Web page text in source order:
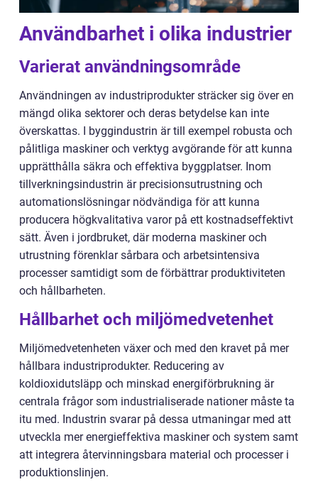
Användbarhet i olika industrier
Varierat användningsområde
Användningen av industriprodukter sträcker sig över en
mängd olika sektorer och deras betydelse kan inte
överskattas. I byggindustrin är till exempel robusta och
pålitliga maskiner och verktyg avgörande för att kunna
upprätthålla säkra och effektiva byggplatser. Inom
tillverkningsindustrin är precisionsutrustning och
automationslösningar nödvändiga för att kunna
producera högkvalitativa varor på ett kostnadseffektivt
sätt. Även i jordbruket, där moderna maskiner och
utrustning förenklar sårbara och arbetsintensiva
processer samtidigt som de förbättrar produktiviteten
och hållbarheten.
Hållbarhet och miljömedvetenhet
Miljömedvetenheten växer och med den kravet på mer
hållbara industriprodukter. Reducering av
koldioxidutsläpp och minskad energiförbrukning är
centrala frågor som industrialiserade nationer måste ta
itu med. Industrin svarar på dessa utmaningar med att
utveckla mer energieffektiva maskiner och system samt
att integrera återvinningsbara material och processer i
produktionslinjen.